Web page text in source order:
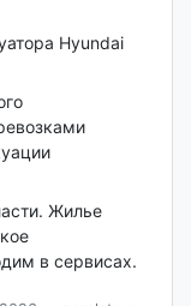
Hyundai
Жилье
в сервисах.